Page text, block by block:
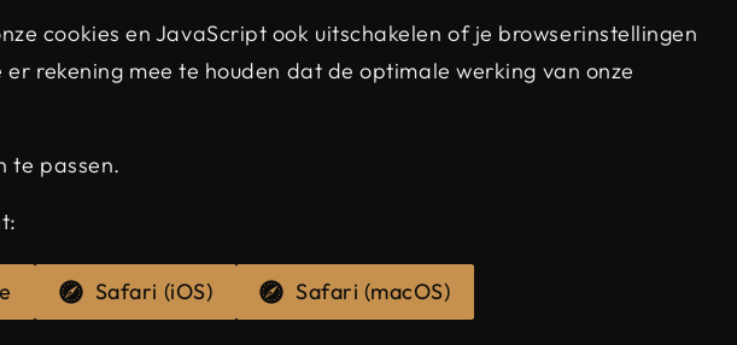
cookies en JavaScript ook uitschakelen of je browserinstellingen
rekening mee te houden dat de optimale werking van onze
te passen.
Safari (iOS) Safari (macOS)